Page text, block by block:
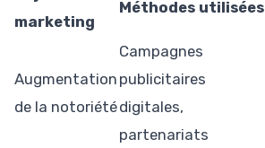
marketing
Méthodes utilisées
Augmentation
de la notoriété
Campagnes
publicitaires
digitales,
partenariats